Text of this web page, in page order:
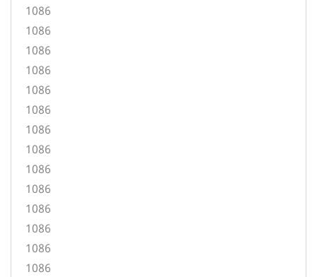
1086
1086
1086
1086
1086
1086
1086
1086
1086
1086
1086
1086
1086
1086